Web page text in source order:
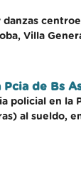
Villa
de Bs
policial en la
al sueldo,